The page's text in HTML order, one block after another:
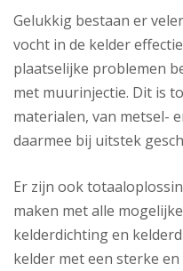
Gelukkig bestaan er
vocht in de kelder
plaatselijke problemen
met muurinjectie. Dit is
materialen, van metsel-
daarmee bij uitstek
Er zijn ook
maken met alle
kelderdichting en
kelder met een sterke